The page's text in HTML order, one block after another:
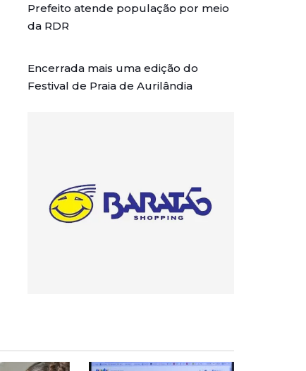
Prefeito atende população por meio
da RDR
Encerrada mais uma edição do
Festival de Praia de Aurilândia